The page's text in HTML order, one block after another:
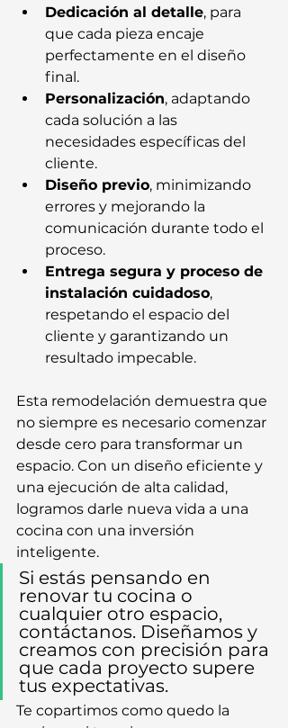
Dedicación al detalle, para
que cada pieza encaje
perfectamente en el diseño
final.
Personalización, adaptando
cada solución a las
necesidades específicas del
cliente.
Diseño previo, minimizando
errores y mejorando la
comunicación durante todo el
proceso.
Entrega segura y proceso de
instalación cuidadoso,
respetando el espacio del
cliente y garantizando un
resultado impecable.
Esta remodelación demuestra que
no siempre es necesario comenzar
desde cero para transformar un
espacio. Con un diseño eficiente y
una ejecución de alta calidad,
logramos darle nueva vida a una
cocina con una inversión
inteligente.
Si estás pensando en
renovar tu cocina o
cualquier otro espacio,
contáctanos. Diseñamos y
creamos con precisión para
que cada proyecto supere
tus expectativas.
Te copartimos como quedo la